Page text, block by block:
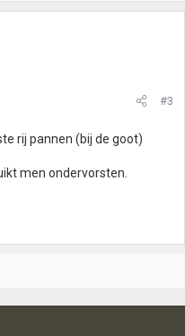
#3
rij pannen (bij de goot)
men ondervorsten.